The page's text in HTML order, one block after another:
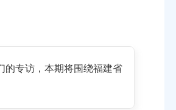
的专访，本期将围绕福建省